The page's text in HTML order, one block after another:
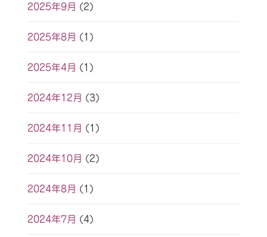
2025年9月 (2)
2025年8月 (1)
2025年4月 (1)
2024年12月 (3)
2024年11月 (1)
2024年10月 (2)
2024年8月 (1)
2024年7月 (4)